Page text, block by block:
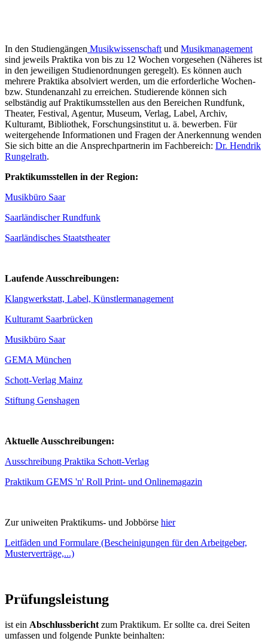
In den Studiengängen Musikwissenschaft und Musikmanagement
sind jeweils Praktika von bis zu 12 Wochen vorgesehen (Näheres ist
in den jeweiligen Studienordnungen geregelt). Es können auch
mehrere Praktika absolviert werden, um die erforderliche Wochen-
bzw. Stundenanzahl zu erreichen. Studierende können sich
selbständig auf Praktikumsstellen aus den Bereichen Rundfunk,
Theater, Festival, Agentur, Museum, Verlag, Label, Archiv,
Kulturamt, Bibliothek, Forschungsinstitut u. ä. bewerben. Für
weitergehende Informationen und Fragen der Anerkennung wenden
Sie sich bitte an die Ansprechpartnerin im Fachbereich: Dr. Hendrik
Rungelrath.
Praktikumsstellen in der Region:
Musikbüro Saar
Saarländischer Rundfunk
Saarländisches Staatstheater
Laufende Ausschreibungen:
Klangwerkstatt, Label, Künstlermanagement
Kulturamt Saarbrücken
Musikbüro Saar
GEMA München
Schott-Verlag Mainz
Stiftung Genshagen
Aktuelle Ausschreibungen:
Ausschreibung Praktika Schott-Verlag
Praktikum GEMS 'n' Roll Print- und Onlinemagazin
Zur uniweiten Praktikums- und Jobbörse hier
Leitfäden und Formulare (Bescheinigungen für den Arbeitgeber,
Musterverträge,...)
Prüfungsleistung
ist ein Abschlussbericht zum Praktikum. Er sollte ca. drei Seiten
umfassen und folgende Punkte beinhalten: